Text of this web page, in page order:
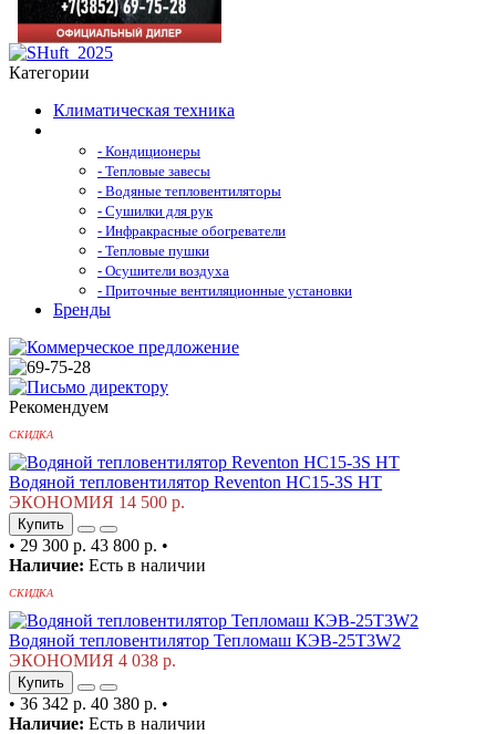
Категории
Климатическая техника
- Кондиционеры
- Тепловые завесы
- Водяные тепловентиляторы
- Сушилки для рук
- Инфракрасные обогреватели
- Тепловые пушки
- Осушители воздуха
- Приточные вентиляционные установки
Бренды
Рекомендуем
СКИДКА
Водяной тепловентилятор Reventon HC15-3S HT
ЭКОНОМИЯ 14 500 р.
Купить
• 29 300 р. 43 800 р. •
Наличие: Есть в наличии
СКИДКА
Водяной тепловентилятор Тепломаш КЭВ-25T3W2
ЭКОНОМИЯ 4 038 р.
Купить
• 36 342 р. 40 380 р. •
Наличие: Есть в наличии